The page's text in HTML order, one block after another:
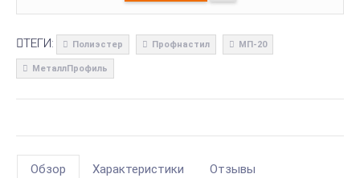
ТЕГИ: Полиэстер Профнастил МП-20
МеталлПрофиль
Обзор Характеристики Отзывы